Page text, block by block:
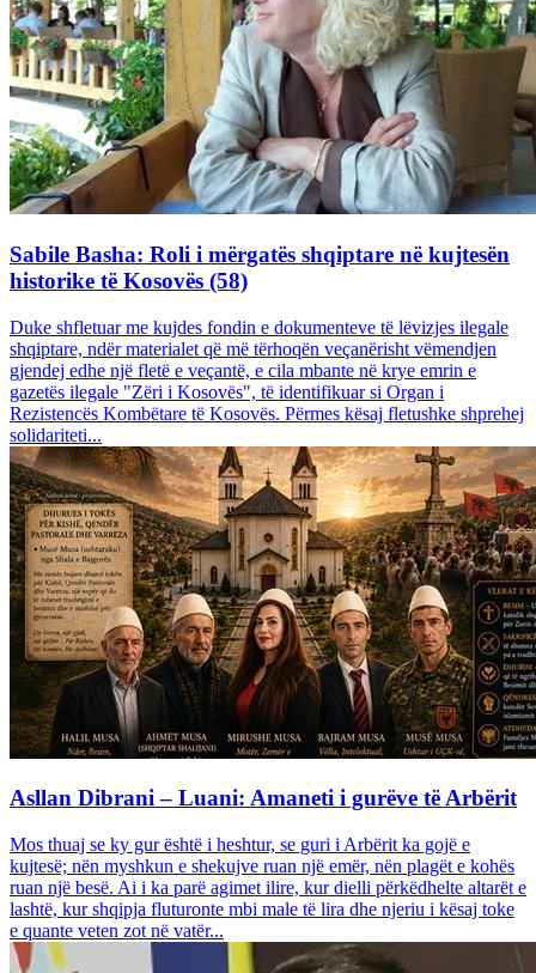
Sabile Basha: Roli i mërgatës shqiptare në kujtesën
historike të Kosovës (58)
Duke shfletuar me kujdes fondin e dokumenteve të lëvizjes ilegale
shqiptare, ndër materialet që më tërhoqën veçanërisht vëmendjen
gjendej edhe një fletë e veçantë, e cila mbante në krye emrin e
gazetës ilegale "Zëri i Kosovës", të identifikuar si Organ i
Rezistencës Kombëtare të Kosovës. Përmes kësaj fletushke shprehej
solidariteti...
Asllan Dibrani – Luani: Amaneti i gurëve të Arbërit
Mos thuaj se ky gur është i heshtur, se guri i Arbërit ka gojë e
kujtesë; nën myshkun e shekujve ruan një emër, nën plagët e kohës
ruan një besë. Ai i ka parë agimet ilire, kur dielli përkëdhelte altarët e
lashtë, kur shqipja fluturonte mbi male të lira dhe njeriu i kësaj toke
e quante veten zot në vatër...